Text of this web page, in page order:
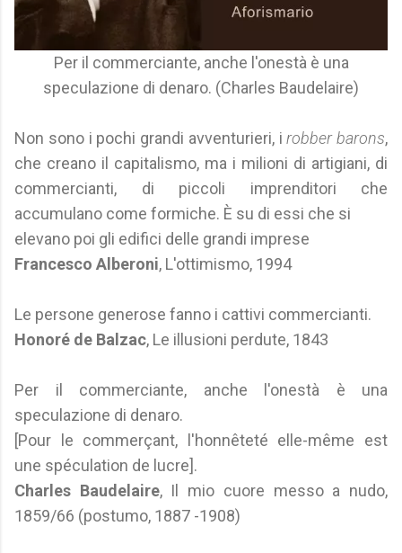
Per il commerciante, anche l'onestà è una
speculazione di denaro. (Charles Baudelaire)
Non sono i pochi grandi avventurieri, irobber barons,
che creano il capitalismo, ma i milioni di artigiani, di
commercianti, di piccoli imprenditori che
accumulano come formiche. È su di essi che si
elevano poi gli edifici delle grandi imprese
Francesco Alberoni, L'ottimismo, 1994
Le persone generose fanno i cattivi commercianti.
Honoré de Balzac, Le illusioni perdute, 1843
Per il commerciante, anche l'onestà è una
speculazione di denaro.
[Pour le commerçant, l'honnêteté elle-même est
une spéculation de lucre].
Charles Baudelaire, Il mio cuore messo a nudo,
1859/66 (postumo, 1887 -1908)